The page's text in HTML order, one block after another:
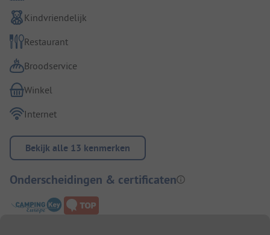
Kindvriendelijk
Restaurant
Broodservice
Winkel
Internet
Bekijk alle 13 kenmerken
Onderscheidingen & certificaten